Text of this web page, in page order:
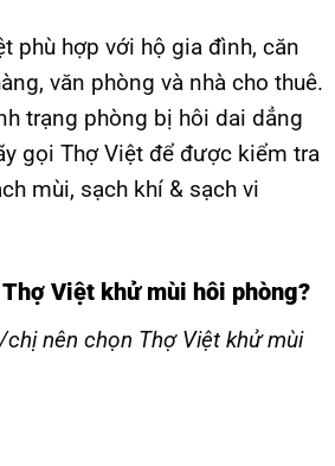
phù hợp với hộ gia đình, căn
văn phòng và nhà cho thuê.
trạng phòng bị hôi dai dẳng
gọi Thợ Việt để được kiểm tra
mùi, sạch khí & sạch vi
Việt khử mùi hôi phòng?
chị nên chọn Thợ Việt khử mùi